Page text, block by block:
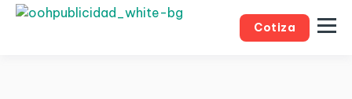
Cotiza